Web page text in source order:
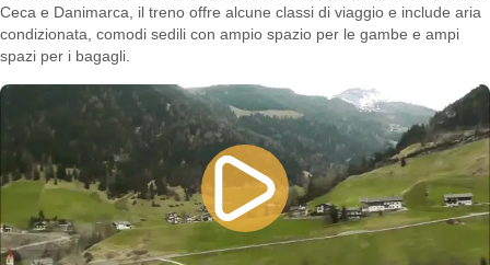
Ceca e Danimarca, il treno offre alcune classi di viaggio e include aria
condizionata, comodi sedili con ampio spazio per le gambe e ampi
spazi per i bagagli.